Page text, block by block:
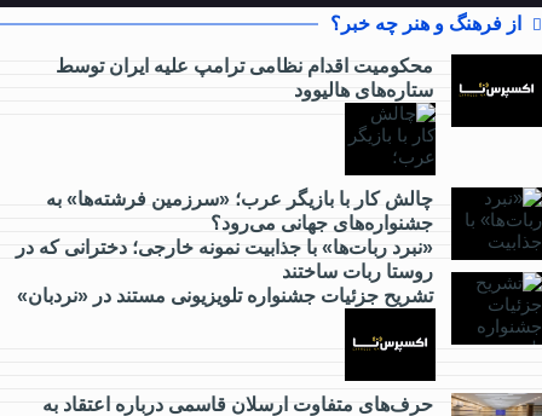
از فرهنگ و هنر چه خبر؟
محکومیت اقدام نظامی ترامپ علیه ایران توسط
ستاره‌های هالیوود
چالش کار با بازیگر عرب؛ «سرزمین فرشته‌ها» به
جشنواره‌های جهانی می‌رود؟
«نبرد ربات‌ها» با جذابیت نمونه خارجی؛ دخترانی که در
روستا ربات ساختند
تشریح جزئیات جشنواره‌ تلویزیونی مستند در «نردبان»
حرف‌های متفاوت ارسلان قاسمی درباره اعتقاد به
از
کارآفرینی
چه خبر؟
از
گردشگری